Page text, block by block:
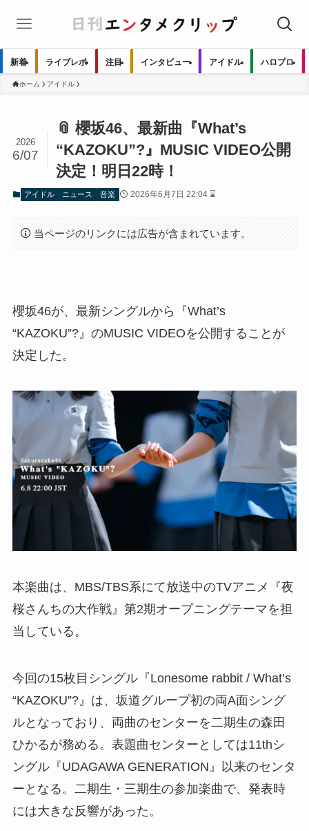
新着 ライブレポ 注目 インタビュー アイドル ハロプロ
ホーム アイドル
📎 櫻坂46、最新曲『What’s
“KAZOKU”?』MUSIC VIDEO公開
決定！明日22時！
2026
6/07
アイドル ニュース 音楽 2026年6月7日 22:04 ⌛
当ページのリンクには広告が含まれています。
櫻坂46が、最新シングルから『What’s
“KAZOKU”?』のMUSIC VIDEOを公開することが
決定した。
本楽曲は、MBS/TBS系にて放送中のTVアニメ『夜
桜さんちの大作戦』第2期オープニングテーマを担
当している。
今回の15枚目シングル『Lonesome rabbit / What’s
“KAZOKU”?』は、坂道グループ初の両A面シング
ルとなっており、両曲のセンターを二期生の森田
ひかるが務める。表題曲センターとしては11thシ
ングル『UDAGAWA GENERATION』以来のセンタ
ーとなる。二期生・三期生の参加楽曲で、発表時
には大きな反響があった。